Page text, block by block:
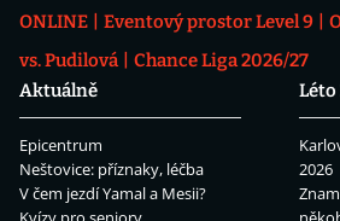
ONLINE
Eventový prostor Level 9
vs. Pudilová
Chance Liga 2026/27
Aktuálně
Epicentrum
Neštovice: příznaky, léčba
V čem jezdí Yamal a Mesii?
Léto
2026